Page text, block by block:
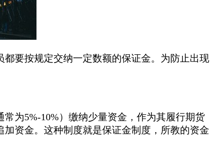
要按规定交纳一定数额的保证金。为防止出现
为5%-10%）缴纳少量资金，作为其履行期货
资金。这种制度就是保证金制度，所教的资金